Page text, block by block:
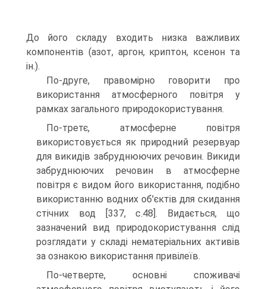
До його складу входить низка важливих
компонентів (азот, аргон, криптон, ксенон та
ін.).
По-друге, правомірно говорити про
використан­ня атмосферного повітря у
рамках загального приро­докористування.
По-третє, атмосферне повітря
використовується як природний резервуар
для викидів забруднюючих речовин. Викиди
забруднюючих речовин в атмосфер­не
повітря є видом його використання, подібно
вико­ристанню водних об'єктів для скидання
стічних вод [337, с.48]. Видається, що
зазначений вид природоко­ристування слід
розглядати у складі нематеріальних активів
за ознакою використання привілеїв.
По-четверте, основні споживачі